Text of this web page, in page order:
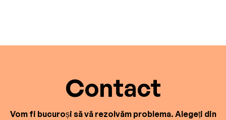
Contact
Vom fi bucuroși să vă rezolvăm problema. Alegeți din